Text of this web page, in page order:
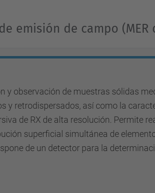
emisión de campo (MER
y observación de muestras sólidas
y retrodispersados, así como la
de RX de alta resolución. Permite
superficial simultánea de
de un detector para la